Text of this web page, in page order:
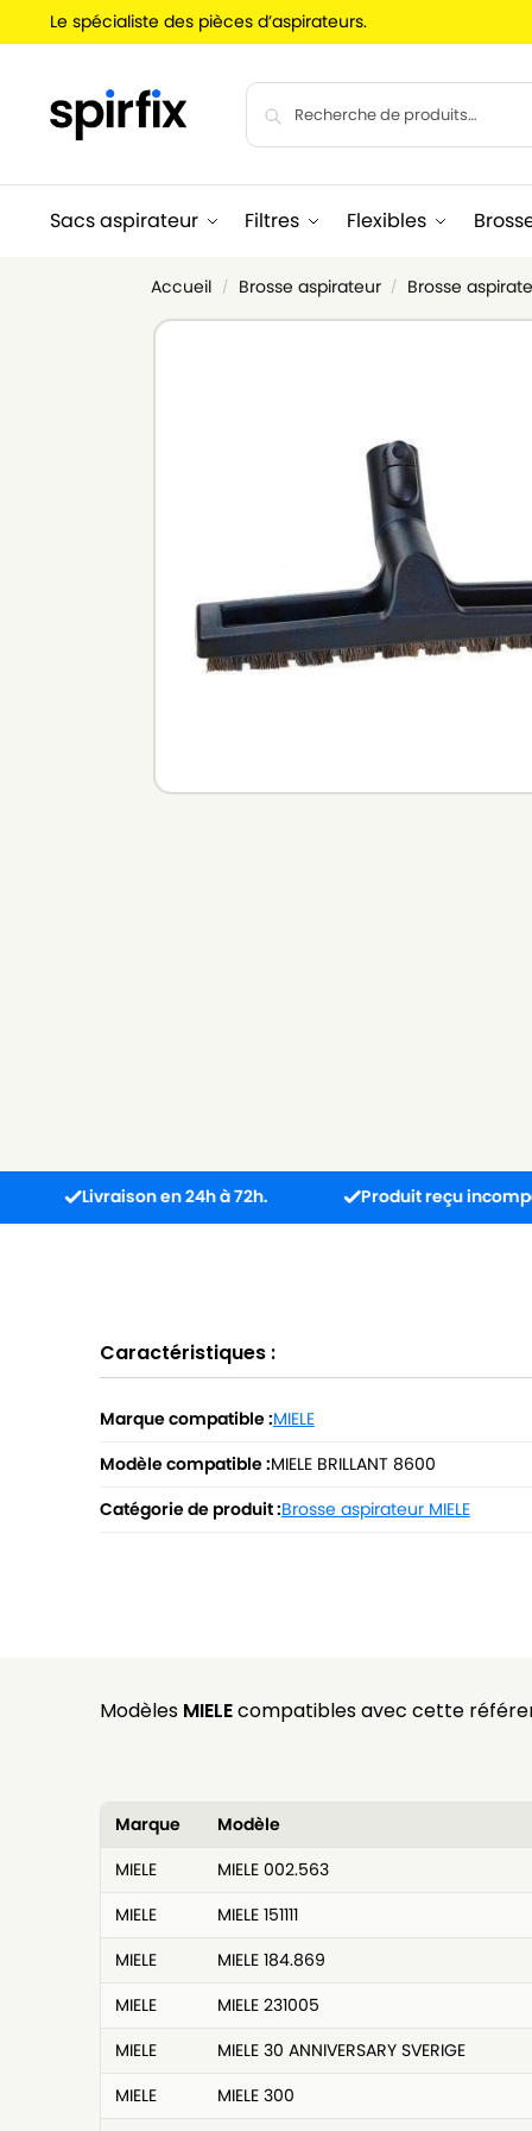
Le spécialiste des pièces d’aspirateurs.
Sacs aspirateur Filtres Flexibles
Accueil / Brosse aspirateur / Brosse
Livraison en 24h à 72h. Produit reçu incompatible ?
Caractéristiques :
Marque compatible :MIELE
Modèle compatible :MIELE BRILLANT 8600
Catégorie de produit :Brosse aspirateur MIELE
Modèles MIELEcompatibles avec cette
Marque
Modèle
MIELE
MIELE 002.563
MIELE
MIELE 151111
MIELE
MIELE 184.869
MIELE
MIELE 231005
MIELE
MIELE 30 ANNIVERSARY SVERIGE
MIELE
MIELE 300